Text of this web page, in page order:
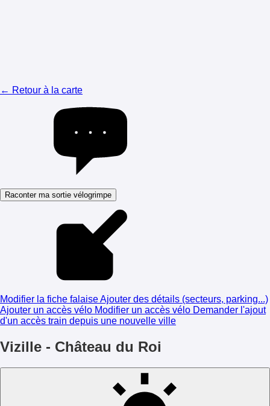
← Retour à la carte
Raconter ma sortie vélogrimpe
Modifier la fiche falaiseAjouter des détails (secteurs, parking...)
Ajouter un accès vélo Modifier un accès vélo Demander l'ajout
d'un accès train depuis une nouvelle ville
Vizille - Château du Roi